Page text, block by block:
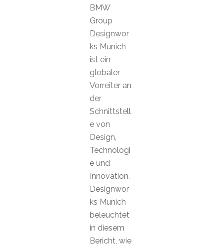
BMW
Group
Designwor
ks Munich
ist ein
globaler
Vorreiter an
der
Schnittstell
e von
Design,
Technologi
e und
Innovation.
Designwor
ks Munich
beleuchtet
in diesem
Bericht, wie